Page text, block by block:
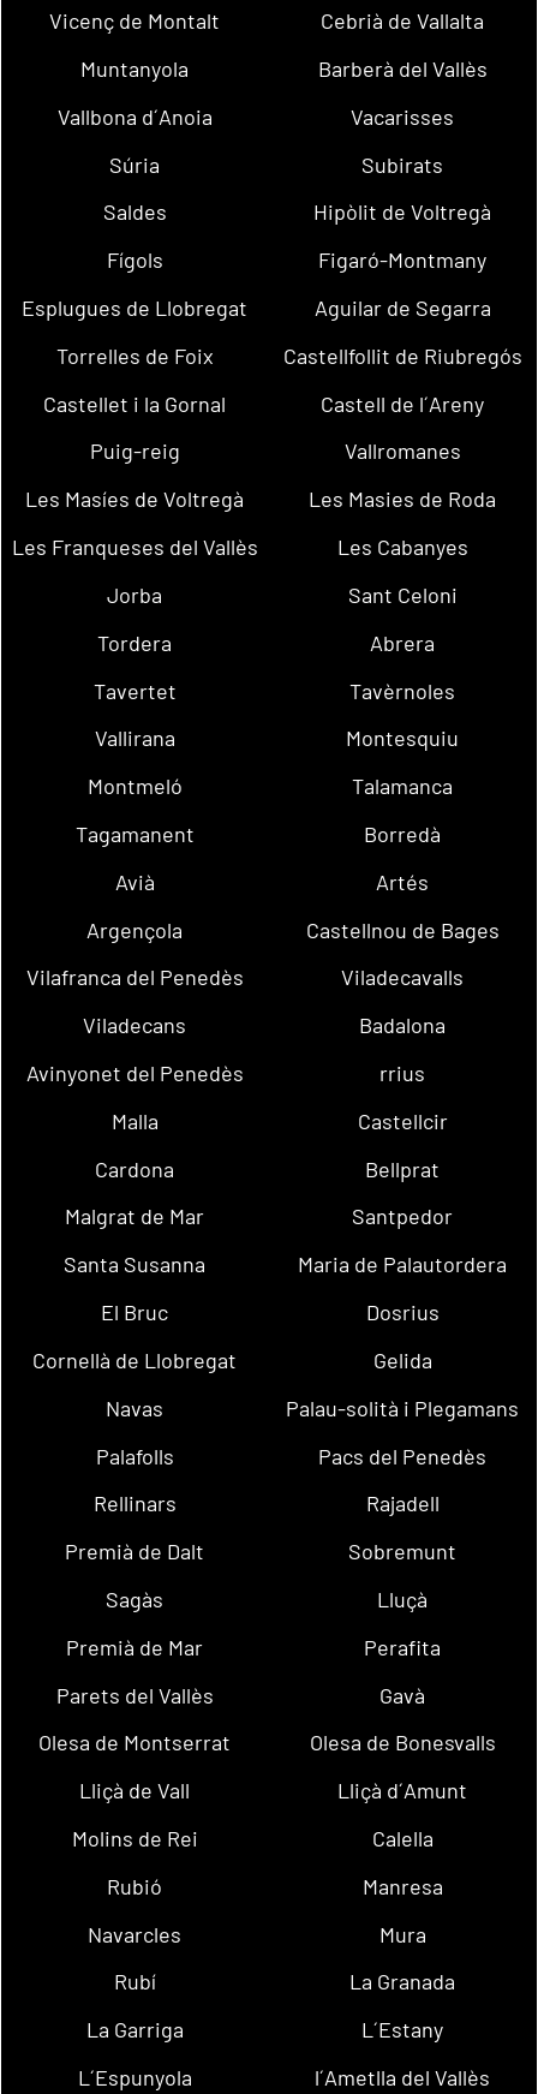
Vicenç de Montalt
Cebrià de Vallalta
Muntanyola
Barberà del Vallès
Vallbona d´Anoia
Vacarisses
Súria
Subirats
Saldes
Hipòlit de Voltregà
Fígols
Figaró-Montmany
Esplugues de Llobregat
Aguilar de Segarra
Torrelles de Foix
Castellfollit de Riubregós
Castellet i la Gornal
Castell de l´Areny
Puig-reig
Vallromanes
Les Masíes de Voltregà
Les Masies de Roda
Les Franqueses del Vallès
Les Cabanyes
Jorba
Sant Celoni
Tordera
Abrera
Tavertet
Tavèrnoles
Vallirana
Montesquiu
Montmeló
Talamanca
Tagamanent
Borredà
Avià
Artés
Argençola
Castellnou de Bages
Vilafranca del Penedès
Viladecavalls
Viladecans
Badalona
Avinyonet del Penedès
rrius
Malla
Castellcir
Cardona
Bellprat
Malgrat de Mar
Santpedor
Santa Susanna
Maria de Palautordera
El Bruc
Dosrius
Cornellà de Llobregat
Gelida
Navas
Palau-solità i Plegamans
Palafolls
Pacs del Penedès
Rellinars
Rajadell
Premià de Dalt
Sobremunt
Sagàs
Lluçà
Premià de Mar
Perafita
Parets del Vallès
Gavà
Olesa de Montserrat
Olesa de Bonesvalls
Lliçà de Vall
Lliçà d´Amunt
Molins de Rei
Calella
Rubió
Manresa
Navarcles
Mura
Rubí
La Granada
La Garriga
L´Estany
L´Espunyola
l´Ametlla del Vallès